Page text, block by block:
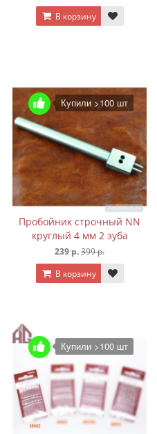
В корзину
Купили >100 шт
Пробойник строчный NN
круглый 4 мм 2 зуба
239 р.399 р.
В корзину
Купили >100 шт